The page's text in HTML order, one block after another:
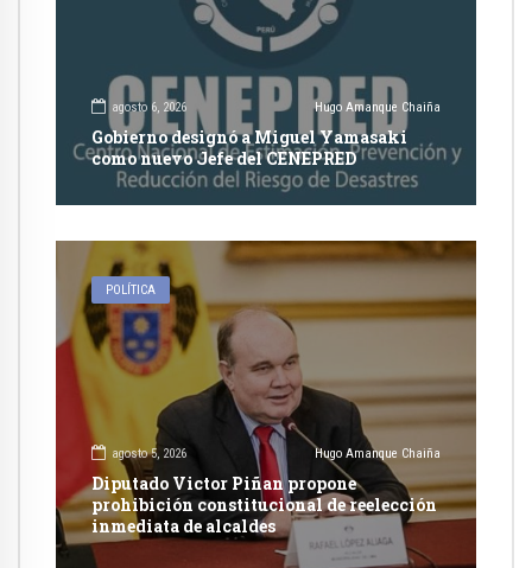
agosto 6, 2026 Hugo Amanque Chaiña
Gobierno designó a Miguel Yamasaki
como nuevo Jefe del CENEPRED
POLÍTICA
agosto 5, 2026 Hugo Amanque Chaiña
Diputado Victor Piñan propone
prohibición constitucional de reelección
inmediata de alcaldes